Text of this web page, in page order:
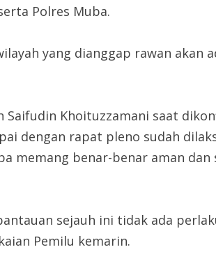
Polres Muba.
yang dianggap rawan akan
Saifudin Khoituzzamani saat
dengan rapat pleno sudah
memang benar-benar aman
sejauh ini tidak ada
Pemilu kemarin.